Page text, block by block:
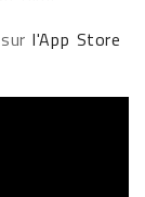
surl'App Store